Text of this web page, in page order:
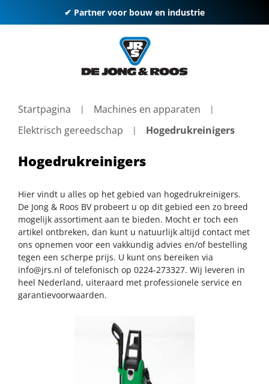
✔ Partner voor bouw en industrie
Startpagina
Machines en apparaten
Elektrisch gereedschap
Hogedrukreinigers
Hogedrukreinigers
Hier vindt u alles op het gebied van hogedrukreinigers.
De Jong & Roos BV probeert u op dit gebied een zo breed
mogelijk assortiment aan te bieden. Mocht er toch een
artikel ontbreken, dan kunt u natuurlijk altijd contact met
ons opnemen voor een vakkundig advies en/of bestelling
tegen een scherpe prijs. U kunt ons bereiken via
info@jrs.nl of telefonisch op 0224-273327. Wij leveren in
heel Nederland, uiteraard met professionele service en
garantievoorwaarden.